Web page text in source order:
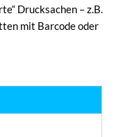
Drucksachen – z.B.
mit Barcode oder